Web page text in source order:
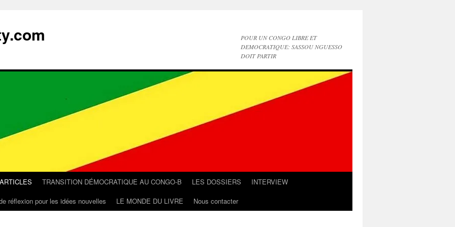
POUR UN CONGO LIBRE ET
DEMOCRATIQUE: SASSOU NGUESSO
DOIT PARTIR
TRANSITION DÉMOCRATIQUE AU CONGO-B LES DOSSIERS
INTERVIEW
réflexion pour les idées nouvelles LE MONDE DU LIVRE Nous contacter